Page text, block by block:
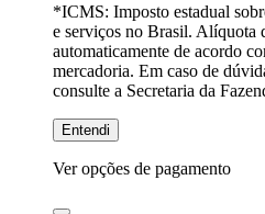
*ICMS: Imposto estadual
e serviços no Brasil. Alíquota
automaticamente de acordo
mercadoria. Em caso de
consulte a Secretaria da
Entendi
Ver opções de pagamento